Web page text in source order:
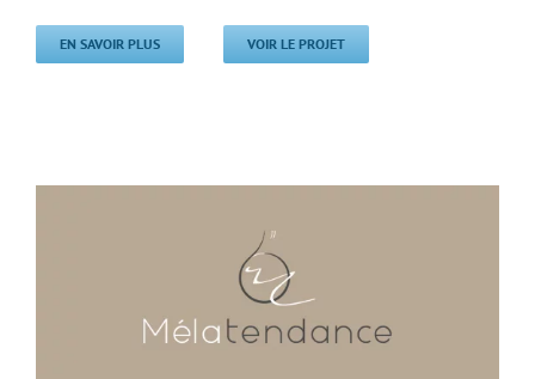
EN SAVOIR PLUS VOIR LE PROJET